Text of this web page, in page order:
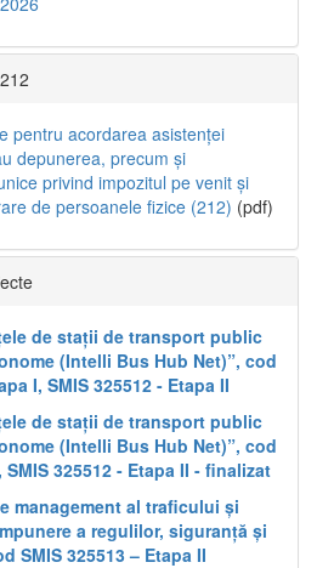
pentru acordarea asistenței
depunerea, precum și
privind impozitul pe venit și
de persoanele fizice (212) (pdf)
de stații de transport public
(Intelli Bus Hub Net)”, cod
I, SMIS 325512 - Etapa II
de stații de transport public
(Intelli Bus Hub Net)”, cod
SMIS 325512 - Etapa II - finalizat
management al traficului și
a regulilor, siguranță și
SMIS 325513 – Etapa II